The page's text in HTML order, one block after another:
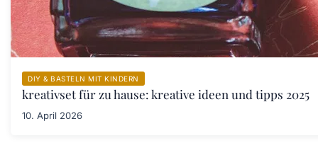
DIY & BASTELN MIT KINDERN
kreativset für zu hause: kreative ideen und tipps 2025
10. April 2026